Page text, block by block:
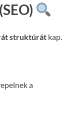
struktúrát kap.
a